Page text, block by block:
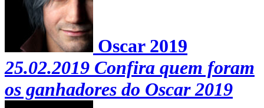
Oscar 2019
25.02.2019 Confira quem foram
os ganhadores do Oscar 2019